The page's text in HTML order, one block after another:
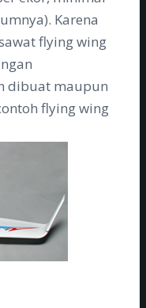
Karena
flying wing
dibuat maupun
flying wing